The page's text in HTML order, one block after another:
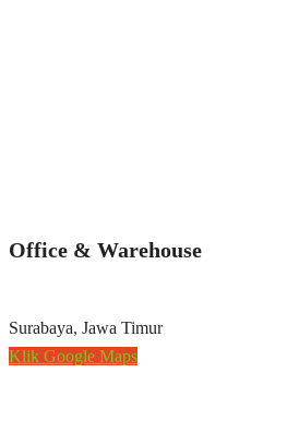
Office & Warehouse
Surabaya, Jawa Timur
Klik Google Maps